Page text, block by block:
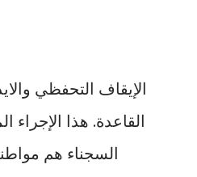
الإيقاف التحفظي
السجناء هم